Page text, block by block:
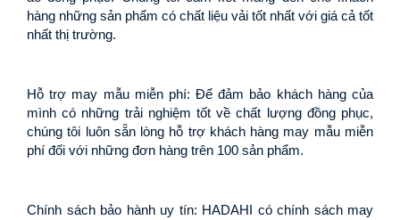
hàng những sản phẩm có chất liệu vải tốt nhất với giá cả tốt
nhất thị trường.
Hỗ trợ may mẫu miễn phí: Để đảm bảo khách hàng của
mình có những trải nghiệm tốt về chất lượng đồng phục,
chúng tôi luôn sẵn lòng hỗ trợ khách hàng may mẫu miễn
phí đối với những đơn hàng trên 100 sản phẩm.
Chính sách bảo hành uy tín: HADAHI có chính sách may